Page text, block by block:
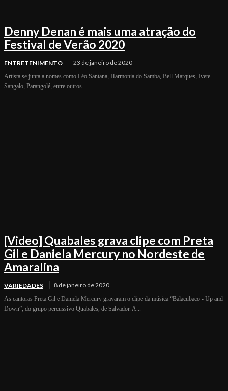
Denny Denan é mais uma atração do
Festival de Verão 2020
ENTRETENIMENTO 23 de janeiro de 2020
Artista se junta a nomes como Léo Santana, Harmonia do Samba, Bell Marques, Ivete
Sangalo, Parangolé, entre outros
[Video] Quabales grava clipe com Preta
Gil e Daniela Mercury no Nordeste de
Amaralina
VARIEDADES 8 de janeiro de 2020
As cantoras Preta Gil e Daniela Mercury gravaram o clipe da música “Balacubaco - Up and
Down”, do grupo percussivo Quabales, de Salvador. A...